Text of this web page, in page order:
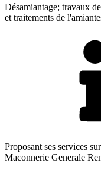
Désamiantage; travaux
et traitements de
Proposant ses services
Maconnerie Generale